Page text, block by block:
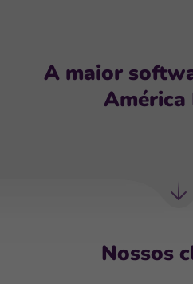
A maior
América
Nossos